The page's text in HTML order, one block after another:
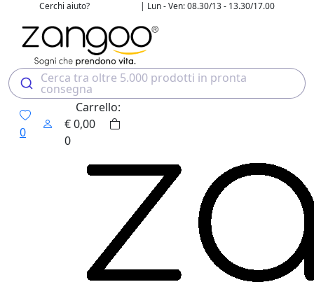
Cerchi aiuto? | Lun - Ven: 08.30/13 - 13.30/17.00
Cerca tra oltre 5.000 prodotti in pronta
consegna
0
Carrello:
€0,00
0